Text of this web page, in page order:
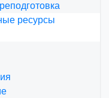
ресурсы